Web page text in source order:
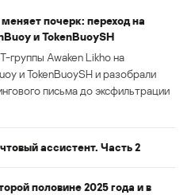
почерк: переход на
и TokenBuoySH
группы Awaken Likho на
и TokenBuoySH и разобрали
письма до эксфильтрации
ассистент. Часть 2
половине 2025 года и в